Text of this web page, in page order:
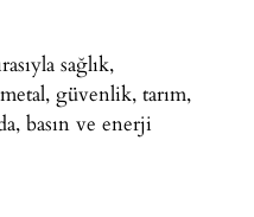
sağlık,
güvenlik, tarım,
basın ve enerji